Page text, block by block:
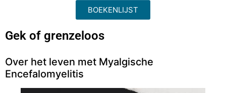
BOEKENLIJST
Gek of grenzeloos
Over het leven met Myalgische
Encefalomyelitis